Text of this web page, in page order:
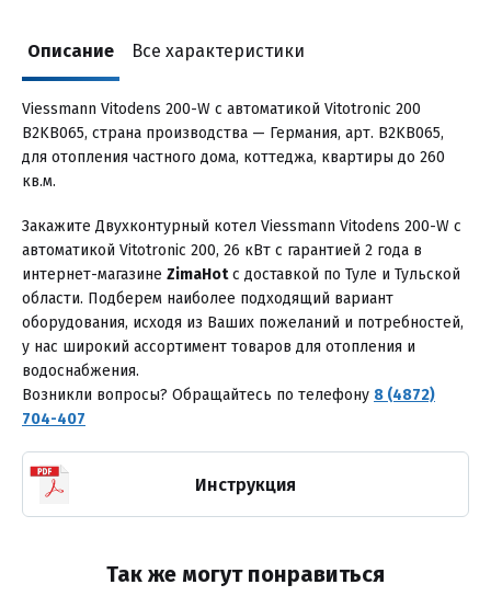
Описание Все характеристики
Viessmann Vitodens 200-W с автоматикой Vitotronic 200
B2KB065, страна производства — Германия, арт. B2KB065,
для отопления частного дома, коттеджа, квартиры до 260
кв.м.
Закажите Двухконтурный котел Viessmann Vitodens 200-W с
автоматикой Vitotronic 200, 26 кВт с гарантией 2 годa в
интернет-магазине ZimaHotс доставкой по Туле и Тульской
области. Подберем наиболее подходящий вариант
оборудования, исходя из Ваших пожеланий и потребностей,
у нас широкий ассортимент товаров для отопления и
водоснабжения.
Возникли вопросы? Обращайтесь по телефону 8 (4872)
704-407
Инструкция
Так же могут понравиться